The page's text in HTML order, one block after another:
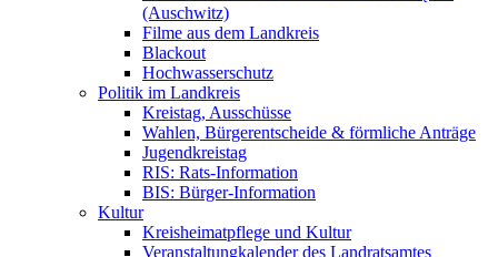
(Auschwitz)
Filme aus dem Landkreis
Blackout
Hochwasserschutz
Politik im Landkreis
Kreistag, Ausschüsse
Wahlen, Bürgerentscheide & förmliche Anträge
Jugendkreistag
RIS: Rats-Information
BIS: Bürger-Information
Kultur
Kreisheimatpflege und Kultur
Veranstaltungkalender des Landratsamtes